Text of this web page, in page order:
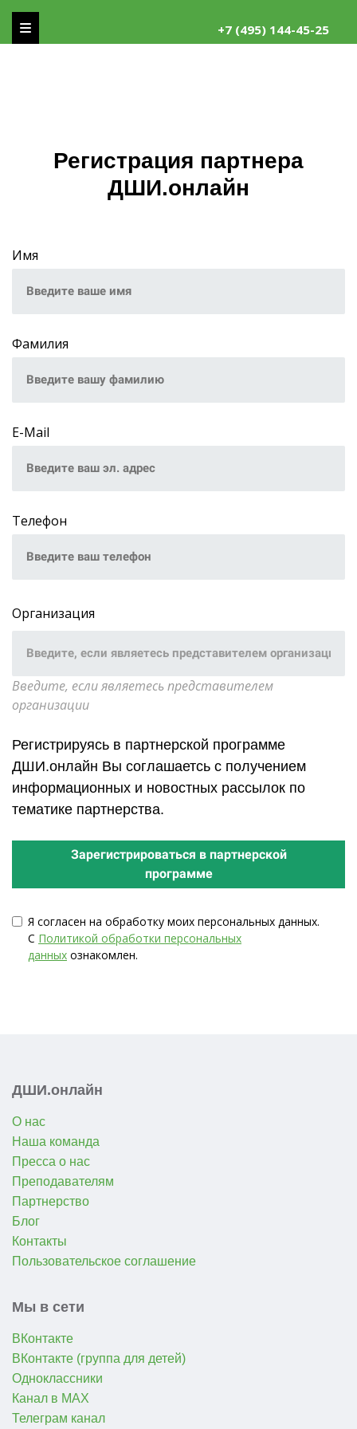
+7 (495) 144-45-25
Регистрация партнера
ДШИ.онлайн
Имя
Фамилия
E-Mail
Телефон
Организация
Введите, если являетесь представителем
организации
Регистрируясь в партнерской программе
ДШИ.онлайн Вы соглашаетсь с получением
информационных и новостных рассылок по
тематике партнерства.
Зарегистрироваться в партнерской
программе
Я согласен на обработку моих персональных данных.
С Политикой обработки персональных
данных ознакомлен.
ДШИ.онлайн
О нас
Наша команда
Пресса о нас
Преподавателям
Партнерство
Блог
Контакты
Пользовательское соглашение
Мы в сети
ВКонтакте
ВКонтакте (группа для детей)
Одноклассники
Канал в MAX
Телеграм канал